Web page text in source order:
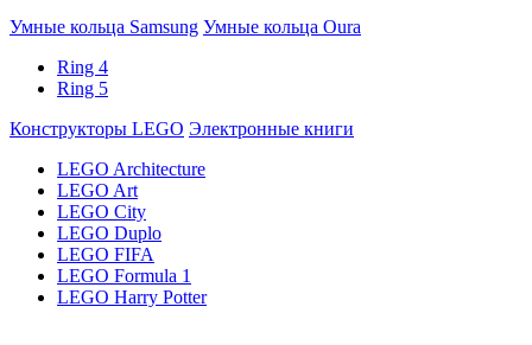
Умные кольца Samsung Умные кольца Oura
Ring 4
Ring 5
Конструкторы LEGO Электронные книги
LEGO Architecture
LEGO Art
LEGO City
LEGO Duplo
LEGO FIFA
LEGO Formula 1
LEGO Harry Potter